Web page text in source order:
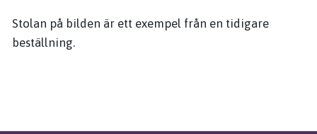
Stolan på bilden är ett exempel från en tidigare
beställning.